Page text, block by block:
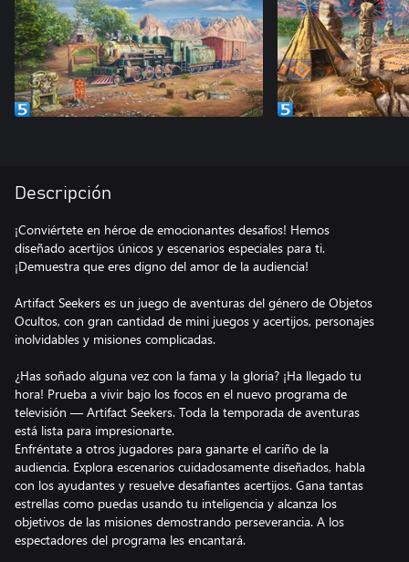
Descripción
¡Conviértete en héroe de emocionantes desafíos! Hemos
diseñado acertijos únicos y escenarios especiales para ti.
¡Demuestra que eres digno del amor de la audiencia!
Artifact Seekers es un juego de aventuras del género de Objetos
Ocultos, con gran cantidad de mini juegos y acertijos, personajes
inolvidables y misiones complicadas.
¿Has soñado alguna vez con la fama y la gloria? ¡Ha llegado tu
hora! Prueba a vivir bajo los focos en el nuevo programa de
televisión — Artifact Seekers. Toda la temporada de aventuras
está lista para impresionarte.
Enfréntate a otros jugadores para ganarte el cariño de la
audiencia. Explora escenarios cuidadosamente diseñados, habla
con los ayudantes y resuelve desafiantes acertijos. Gana tantas
estrellas como puedas usando tu inteligencia y alcanza los
objetivos de las misiones demostrando perseverancia. A los
espectadores del programa les encantará.